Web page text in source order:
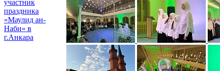
участник
праздника
«Маулид ан-
Наби» в
г.Анкара